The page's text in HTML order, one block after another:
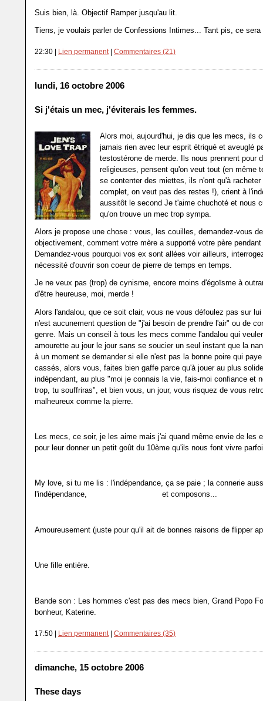
Suis bien, là. Objectif Ramper jusqu'au lit.
Tiens, je voulais parler de Confessions Intimes... Tant pis, ce
22:30 | Lien permanent| Commentaires (21)
lundi, 16 octobre 2006
Si j'étais un mec, j'éviterais les femmes.
Alors moi, aujourd'hui, je dis que les mecs, ils
jamais rien avec leur esprit étriqué et aveuglé
testostérone de merde. Ils nous prennent pour
religieuses, pensent qu'on veut tout (en même
se contenter des miettes, ils n'ont qu'à racheter
complet, on veut pas des restes !), crient à
aussitôt le second Je t'aime chuchoté et nous
qu'on trouve un mec trop sympa.
Alors je propose une chose : vous, les couilles, demandez-vous
objectivement, comment votre mère a supporté votre père
Demandez-vous pourquoi vos ex sont allées voir ailleurs,
nécessité d'ouvrir son coeur de pierre de temps en temps.
Je ne veux pas (trop) de cynisme, encore moins d'égoïsme à
d'être heureuse, moi, merde !
Alors l'andalou, que ce soit clair, vous ne vous défoulez pas sur lui
n'est aucunement question de "j'ai besoin de prendre l'air" ou de
genre. Mais un conseil à tous les mecs comme l'andalou qui
amourette au jour le jour sans se soucier un seul instant que la
à un moment se demander si elle n'est pas la bonne poire qui
cassés, alors vous, faites bien gaffe parce qu'à jouer au plus
indépendant, au plus "moi je connais la vie, fais-moi confiance et
trop, tu souffriras", et bien vous, un jour, vous risquez de vous
malheureux comme la pierre.
Les mecs, ce soir, je les aime mais j'ai quand même envie de les
pour leur donner un petit goût du 10ème qu'ils nous font vivre
My love, si tu me lis : l'indépendance, ça se paie ; la connerie
l'indépendance,
et composons...
Amoureusement (juste pour qu'il ait de bonnes raisons de flipper
Une fille entière.
Bande son : Les hommes c'est pas des mecs bien, Grand Popo
bonheur, Katerine.
17:50 | Lien permanent | Commentaires (35)
dimanche, 15 octobre 2006
These days